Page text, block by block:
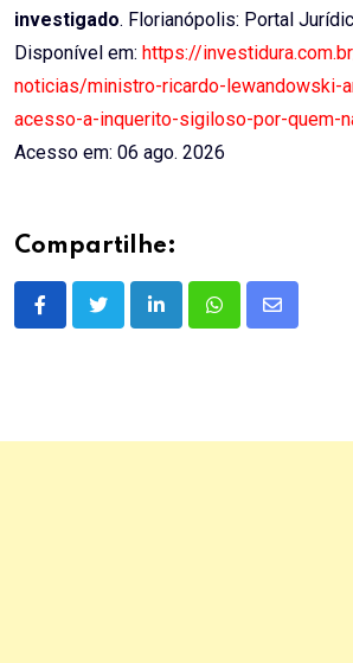
investigado. Florianópolis: Portal
Disponível em: https://
noticias/ministro-ricardo-lewandowski-
acesso-a-inquerito-sigiloso-por-quem-
Acesso em: 06 ago. 2026
Compartilhe:
LinkedInWhatsappShare